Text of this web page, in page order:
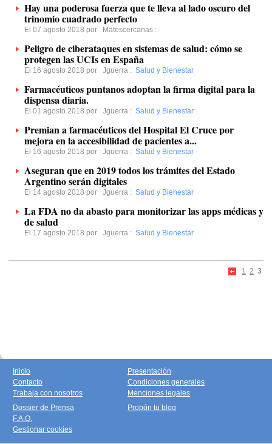
Hay una poderosa fuerza que te lleva al lado oscuro del
trinomio cuadrado perfecto
El 07 agosto 2018 por Matescercanas :
Peligro de ciberataques en sistemas de salud: cómo se
protegen las UCIs en España
El 16 agosto 2018 por Jguerra : Salud y Bienestar
Farmacéuticos puntanos adoptan la firma digital para la
dispensa diaria.
El 01 agosto 2018 por Jguerra : Salud y Bienestar
Premian a farmacéuticos del Hospital El Cruce por
mejora en la accesibilidad de pacientes a...
El 16 agosto 2018 por Jguerra : Salud y Bienestar
Aseguran que en 2019 todos los trámites del Estado
Argentino serán digitales
El 14 agosto 2018 por Jguerra : Salud y Bienestar
La FDA no da abasto para monitorizar las apps médicas y
de salud
El 17 agosto 2018 por Jguerra : Salud y Bienestar
1 2 3
Inicio
Contacto
Trabaja con nosotros
Presentación
Condiciones generales
Menciones legales
Dossier de Prensa
F.A.Q.
Gestionar cookies
Propón tu blog